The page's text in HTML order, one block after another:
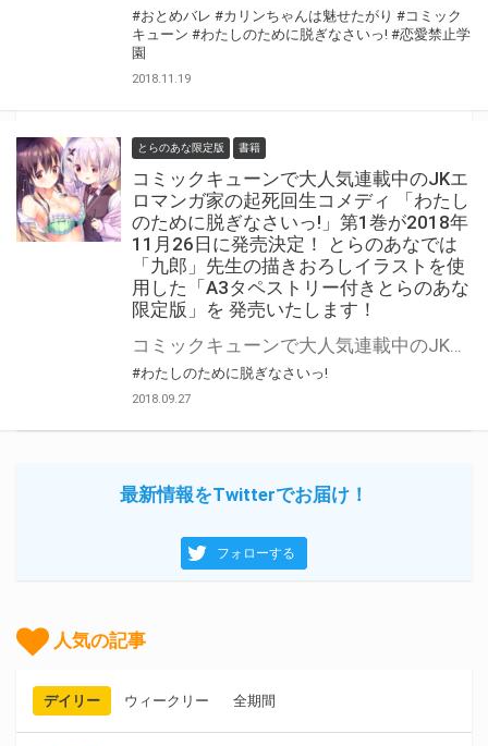
#おとめバレ #カリンちゃんは魅せたがり #コミック
キューン #わたしのために脱ぎなさいっ! #恋愛禁止学
園
2018.11.19
とらのあな限定版 書籍
コミックキューンで大人気連載中のJKエ
ロマンガ家の起死回生コメディ 「わたし
のために脱ぎなさいっ!」第1巻が2018年
11月26日に発売決定！ とらのあなでは
「九郎」先生の描きおろしイラストを使
用した「A3タペストリー付きとらのあな
限定版」を 発売いたします！
コミックキューンで大人気連載中のJKエロマンガ家の起死回生コメディ「わたしのために脱ぎなさいっ!」第1巻が2018年11月26日に発売決定！ とらのあなでは本作の発売を記念して「九郎」先生の描き下ろしイラストを使用した 「A3タペストリー付きとらのあな限定版」を発売いたします。 是非この機会にお買い求めください！
#わたしのために脱ぎなさいっ!
2018.09.27
最新情報をTwitterでお届け！
フォローする
人気の記事
デイリー ウィークリー 全期間